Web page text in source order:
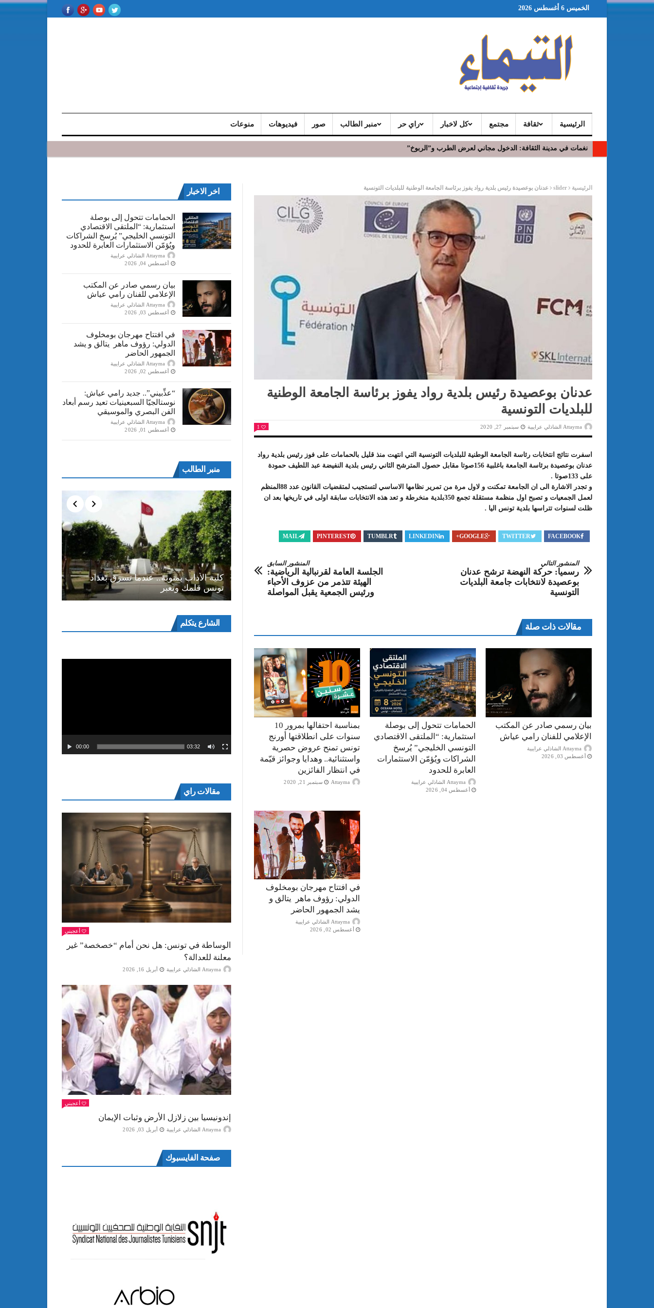
الخميس 6 أغسطس 2026
الرئيسية ثقافة مجتمع كل لاخبار راي حر منبر الطالب صور فيديوهات منوعات
نغمات في مدينة الثقافة: الدخول مجاني لعرض الطرب و”الربوخ”
شيماء هلالي تفتتح مهرجان دڤة الدولي واقبال كبير على تذاكر الحفل
الرئيسية slider عدنان بوعصيدة رئيس بلدية رواد يفوز برئاسة الجامعة الوطنية للبلديات التونسية
عدنان بوعصيدة رئيس بلدية رواد يفوز برئاسة الجامعة الوطنية
للبلديات التونسية
Attayma الشاذلي عرايبية سبتمبر 27, 2020 1
اسفرت نتائج انتخابات رئاسة الجامعة الوطنية للبلديات التونسية التي انتهت منذ قليل بالحمامات على فوز رئيس بلدية رواد
عدنان بوعصيدة برئاسة الجامعة باغلبية 156صوتا مقابل حصول المترشح الثاني رئيس بلدية النفيضة عبد اللطيف حمودة
على 133صوتا .
و تجدر الاشارة الى ان الجامعة تمكنت و لاول مرة من تمرير نظامها الاساسي لتستجيب لمتقضيات القانون عدد 88المنظم
لعمل الجمعيات و تصبح اول منظمة مستقلة تجمع 350بلدية منخرطة و تعد هذه الانتخابات سابقة اولى في تاريخها بعد ان
ظلت لسنوات تتراسها بلدية تونس اليا .
FACEBOOK
TWITTER
GOOGLE+
LINKEDIN
TUMBLR
PINTEREST
MAIL
المنشور السابق
الجلسة العامة لقرنبالية الرياضية:
الهيئة تتذمر من عزوف الأحباء
ورئيس الجمعية يقبل المواصلة
المنشور التالي
رسميا: حركة النهضة ترشح عدنان
بوعصيدة لانتخابات جامعة البلديات
التونسية
مقالات ذات صلة
بمناسبة احتفالها بمرور 10
سنوات على انطلاقتها أورنج
تونس تمنح عروض حصرية
واستثنائية.. وهدايا وجوائز قيّمة
في انتظار الفائزين
Attayma سبتمبر 21, 2020
الحمامات تتحول إلى بوصلة
استثمارية: “الملتقى الاقتصادي
التونسي الخليجي” يُرسخ
الشراكات ويُؤمّن الاستثمارات
العابرة للحدود
Attayma الشاذلي عرايبية
أغسطس 04, 2026
بيان رسمي صادر عن المكتب
الإعلامي للفنان رامي عياش
Attayma الشاذلي عرايبية
أغسطس 03, 2026
في افتتاح مهرجان بومخلوف
الدولي: رؤوف ماهر يتالق و
يشد الجمهور الحاضر
Attayma الشاذلي عرايبية
أغسطس 02, 2026
اخر الاخبار
الحمامات تتحول إلى بوصلة
استثمارية: “الملتقى الاقتصادي
التونسي الخليجي” يُرسخ الشراكات
ويُؤمّن الاستثمارات العابرة للحدود
Attayma الشاذلي عرايبية
أغسطس 04, 2026
بيان رسمي صادر عن المكتب
الإعلامي للفنان رامي عياش
Attayma الشاذلي عرايبية
أغسطس 03, 2026
في افتتاح مهرجان بومخلوف
الدولي: رؤوف ماهر يتالق و يشد
الجمهور الحاضر
Attayma الشاذلي عرايبية
أغسطس 02, 2026
“​عذِّبيني”.. جديد رامي عياش:
نوستالجيّا السبعينيات تعيد رسم أبعاد
الفن البصري والموسيقي
Attayma الشاذلي عرايبية
أغسطس 01, 2026
منبر الطالب
كلية الأداب بمنوبة.. عندما تسرق بغداد
تونس قلمك وتعبر
المسرح الجامعي يقود رواده إلى الملتقيات
الدولية…التجربة العمانية نموذجا
عبد الستار الخليفي: مهم جدا أن يتواصل
الملتقى الدولي الحسين بوزيان للمسرح
الجامعي بوجودي أو بدونه
الدورة 24 للمعرض الجامعي تحت
إلى التميّز”
الشارع يتكلممشغل
الفيديو
00:00 03:32
مقالات راي
أعجبني
الوساطة في تونس: هل نحن أمام “خصخصة” غير
معلنة للعدالة؟
Attayma الشاذلي عرايبية أبريل 16, 2026
أعجبني
إندونيسيا بين زلازل الأرض وثبات الإيمان
Attayma الشاذلي عرايبية أبريل 03, 2026
صفحة الفايسبوك